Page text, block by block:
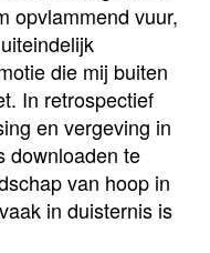
opvlammend vuur,
die mij buiten
In retrospectief
en vergeving in
downloaden te
van hoop in
in duisternis is